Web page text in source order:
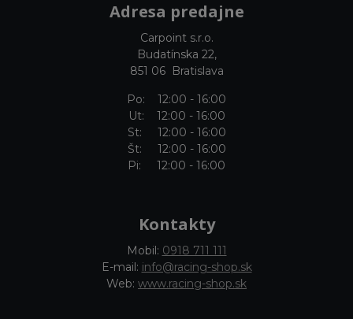
Adresa predajne
Carpoint s.r.o.
Budatínska 22,
851 06 Bratislava
Po: 12:00 - 16:00
Ut: 12:00 - 16:00
St: 12:00 - 16:00
Št: 12:00 - 16:00
Pi: 12:00 - 16:00
Kontakty
Mobil: 0918 711 111
E-mail: info@racing-shop.sk
Web: www.racing-shop.sk